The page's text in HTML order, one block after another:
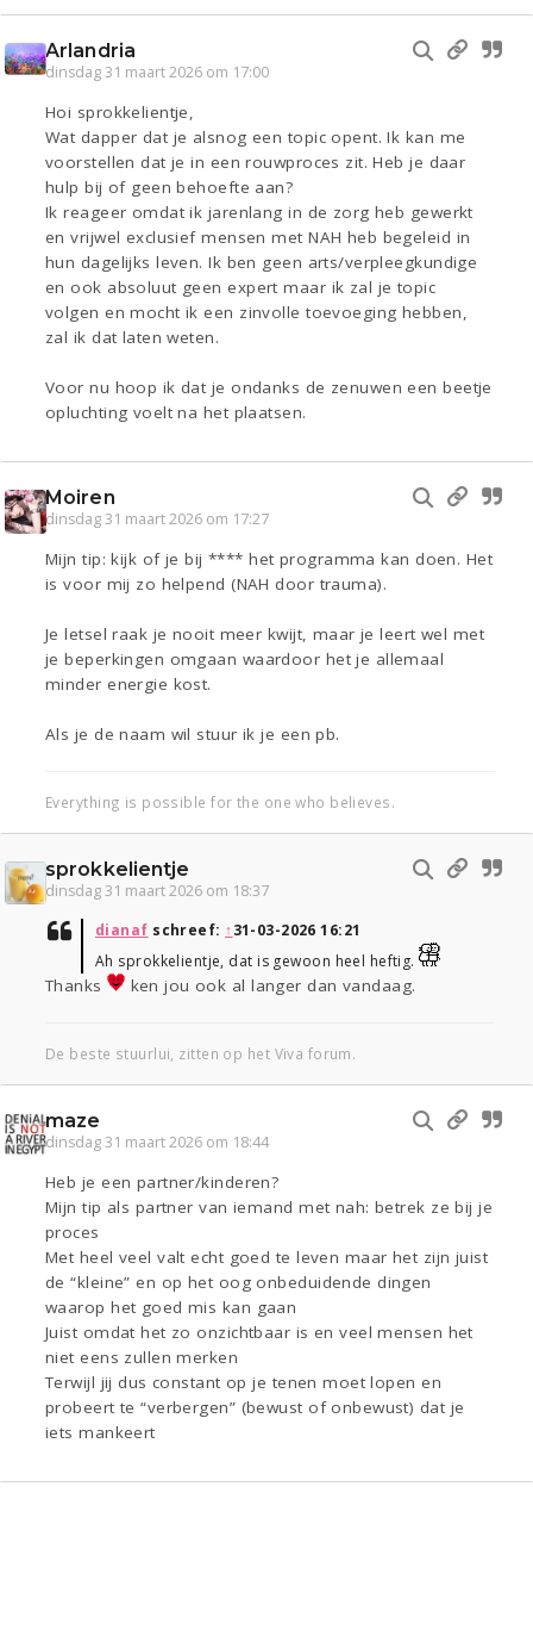
Arlandria
dinsdag 31 maart 2026 om 17:00
Hoi sprokkelientje,
Wat dapper dat je alsnog een topic opent. Ik kan me
voorstellen dat je in een rouwproces zit. Heb je daar
hulp bij of geen behoefte aan?
Ik reageer omdat ik jarenlang in de zorg heb gewerkt
en vrijwel exclusief mensen met NAH heb begeleid in
hun dagelijks leven. Ik ben geen arts/verpleegkundige
en ook absoluut geen expert maar ik zal je topic
volgen en mocht ik een zinvolle toevoeging hebben,
zal ik dat laten weten.
Voor nu hoop ik dat je ondanks de zenuwen een beetje
opluchting voelt na het plaatsen.
Moiren
dinsdag 31 maart 2026 om 17:27
Mijn tip: kijk of je bij **** het programma kan doen. Het
is voor mij zo helpend (NAH door trauma).
Je letsel raak je nooit meer kwijt, maar je leert wel met
je beperkingen omgaan waardoor het je allemaal
minder energie kost.
Als je de naam wil stuur ik je een pb.
Everything is possible for the one who believes.
sprokkelientje
dinsdag 31 maart 2026 om 18:37
dianaf schreef: ↑31-03-2026 16:21
Ah sprokkelientje, dat is gewoon heel heftig.
Thanks ken jou ook al langer dan vandaag.
De beste stuurlui, zitten op het Viva forum.
maze
dinsdag 31 maart 2026 om 18:44
Heb je een partner/kinderen?
Mijn tip als partner van iemand met nah: betrek ze bij je
proces
Met heel veel valt echt goed te leven maar het zijn juist
de “kleine” en op het oog onbeduidende dingen
waarop het goed mis kan gaan
Juist omdat het zo onzichtbaar is en veel mensen het
niet eens zullen merken
Terwijl jij dus constant op je tenen moet lopen en
probeert te “verbergen” (bewust of onbewust) dat je
iets mankeert